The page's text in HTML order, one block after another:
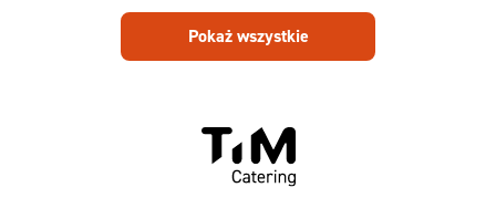
Pokaż wszystkie